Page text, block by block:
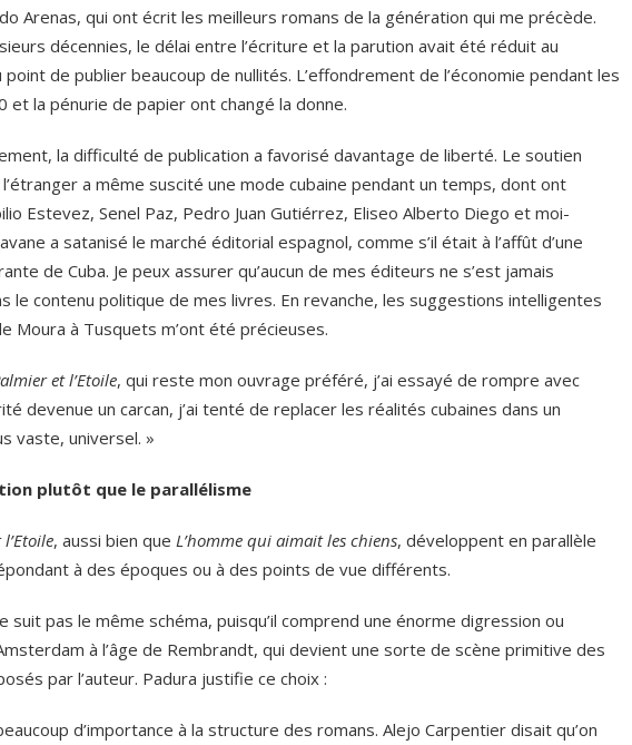
Arenas, qui ont écrit les meilleurs romans de la génération qui me précède.
décennies, le délai entre l’écriture et la parution avait été réduit au
point de publier beaucoup de nullités. L’effondrement de l’économie pendant les
et la pénurie de papier ont changé la donne.
la difficulté de publication a favorisé davantage de liberté. Le soutien
l’étranger a même suscité une mode cubaine pendant un temps, dont ont
Estevez, Senel Paz, Pedro Juan Gutiérrez, Eliseo Alberto Diego et moi-
a satanisé le marché éditorial espagnol, comme s’il était à l’affût d’une
de Cuba. Je peux assurer qu’aucun de mes éditeurs ne s’est jamais
le contenu politique de mes livres. En revanche, les suggestions intelligentes
Moura à Tusquets m’ont été précieuses.
et l’Etoile, qui reste mon ouvrage préféré, j’ai essayé de rompre avec
devenue un carcan, j’ai tenté de replacer les réalités cubaines dans un
vaste, universel. »
plutôt que le parallélisme
, aussi bien que L’homme qui aimait les chiens, développent en parallèle
à des époques ou à des points de vue différents.
suit pas le même schéma, puisqu’il comprend une énorme digression ou
à l’âge de Rembrandt, qui devient une sorte de scène primitive des
par l’auteur. Padura justifie ce choix :
d’importance à la structure des romans. Alejo Carpentier disait qu’on